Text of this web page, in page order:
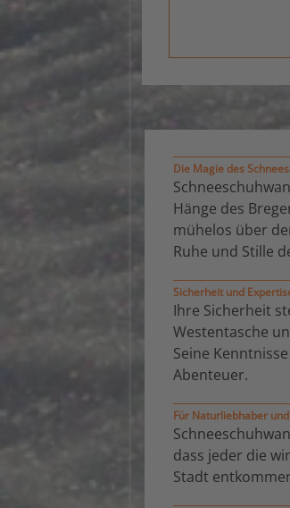
Die Magie des
Hänge des
mühelos über
Ruhe und Stille
Sicherheit und
Ihre Sicherheit
Westentasche
Seine
Abenteuer.
Für Naturliebhaber
dass jeder die
Stadt